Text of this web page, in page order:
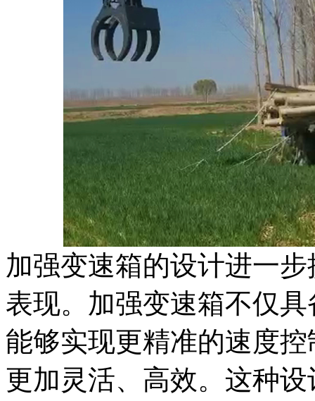
加强变速箱的设计进一
表现。加强变速箱不仅
能够实现更精准的速度
更加灵活、高效。这种